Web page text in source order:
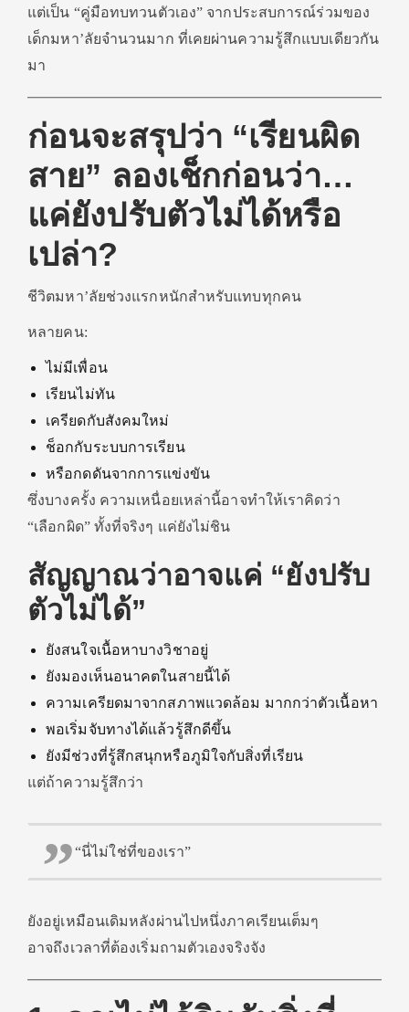
แต่เป็น “คู่มือทบทวนตัวเอง” จากประสบการณ์ร่วมของ
เด็กมหา’ลัยจำนวนมาก ที่เคยผ่านความรู้สึกแบบเดียวกัน
มา
ก่อนจะสรุปว่า “เรียนผิด
สาย” ลองเช็กก่อนว่า…
แค่ยังปรับตัวไม่ได้หรือ
เปล่า?
ชีวิตมหา’ลัยช่วงแรกหนักสำหรับแทบทุกคน
หลายคน:
ไม่มีเพื่อน
เรียนไม่ทัน
เครียดกับสังคมใหม่
ช็อกกับระบบการเรียน
หรือกดดันจากการแข่งขัน
ซึ่งบางครั้ง ความเหนื่อยเหล่านี้อาจทำให้เราคิดว่า
“เลือกผิด” ทั้งที่จริงๆ แค่ยังไม่ชิน
สัญญาณว่าอาจแค่ “ยังปรับ
ตัวไม่ได้”
ยังสนใจเนื้อหาบางวิชาอยู่
ยังมองเห็นอนาคตในสายนี้ได้
ความเครียดมาจากสภาพแวดล้อม มากกว่าตัวเนื้อหา
พอเริ่มจับทางได้แล้วรู้สึกดีขึ้น
ยังมีช่วงที่รู้สึกสนุกหรือภูมิใจกับสิ่งที่เรียน
แต่ถ้าความรู้สึกว่า
“นี่ไม่ใช่ที่ของเรา”
ยังอยู่เหมือนเดิมหลังผ่านไปหนึ่งภาคเรียนเต็มๆ
อาจถึงเวลาที่ต้องเริ่มถามตัวเองจริงจัง